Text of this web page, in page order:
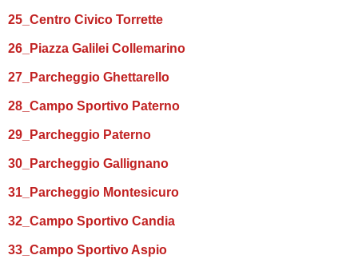
25_Centro Civico Torrette
26_Piazza Galilei Collemarino
27_Parcheggio Ghettarello
28_Campo Sportivo Paterno
29_Parcheggio Paterno
30_Parcheggio Gallignano
31_Parcheggio Montesicuro
32_Campo Sportivo Candia
33_Campo Sportivo Aspio